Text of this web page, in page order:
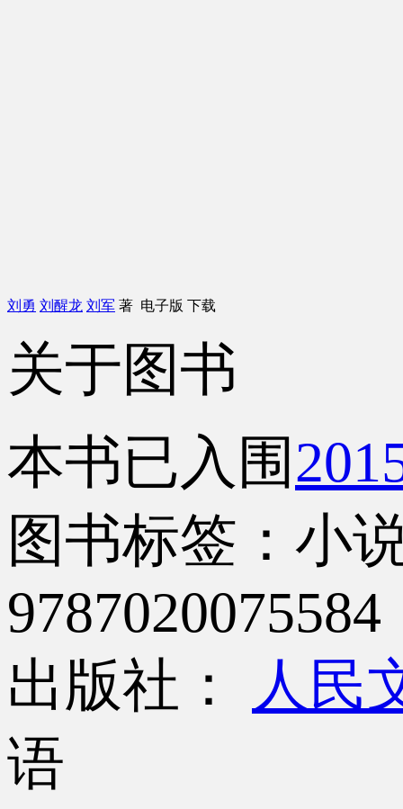
刘勇 刘醒龙 刘军 著 电子版 下载
关于图书
本书已入围
图书标签：小
9787020075584
出版社：
人民
语